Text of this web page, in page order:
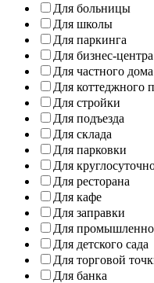
Для больницы
Для школы
Для паркинга
Для бизнес-центра
Для частного
Для коттеджного
Для стройки
Для подъезда
Для склада
Для парковки
Для
Для ресторана
Для кафе
Для заправки
Для
Для детского сада
Для торговой
Для банка